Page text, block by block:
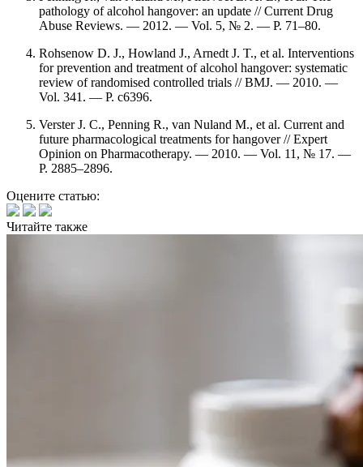
pathology of alcohol hangover: an update // Current Drug
Abuse Reviews. — 2012. — Vol. 5, № 2. — P. 71–80.
Rohsenow D. J., Howland J., Arnedt J. T., et al. Interventions
for prevention and treatment of alcohol hangover: systematic
review of randomised controlled trials // BMJ. — 2010. —
Vol. 341. — P. c6396.
Verster J. C., Penning R., van Nuland M., et al. Current and
future pharmacological treatments for hangover // Expert
Opinion on Pharmacotherapy. — 2010. — Vol. 11, № 17. —
P. 2885–2896.
Оцените статью:
Читайте также